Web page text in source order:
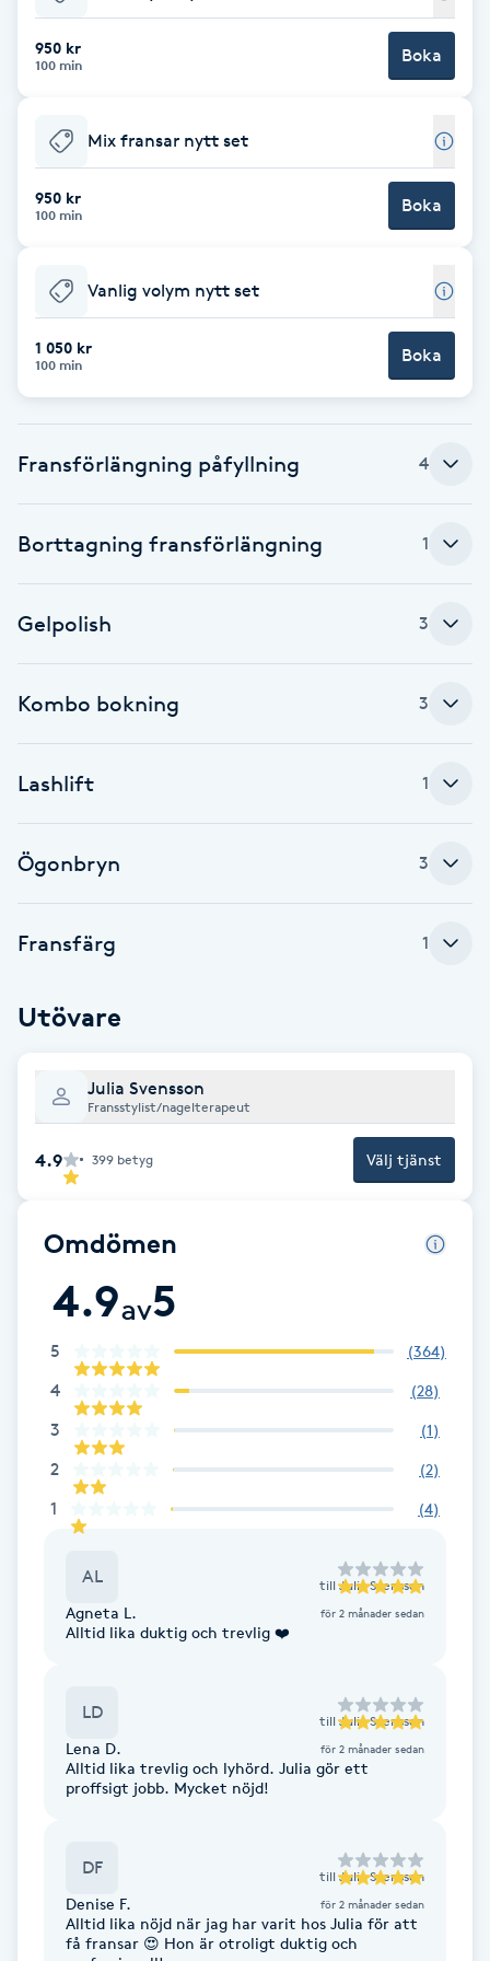
Babylights
Balayage
Barber
Barnklippning
BIAB
Bottenfärg
Brynfärgning
Bröllopsuppsättning
C
Coachning
D
Diamantslipning
Enzympeeling
Extensions
Extensions borttagning
Eyeliner-tatuering
Faceliftmassage
Fibromassage
Fotmassage
950 kr
100 min Boka
Mix fransar nytt set
950 kr
100 min Boka
Vanlig volym nytt set
1 050 kr
100 min Boka
Fransförlängning påfyllning 4
Borttagning fransförlängning 1
Gelpolish 3
Kombo bokning 3
Lashlift 1
Ögonbryn 3
Fransfärg 1
Utövare
Julia Svensson
Fransstylist/nagelterapeut
4.9 399 betyg Välj tjänst
Omdömen
4.9av5
5 (364)
4 (28)
3 (1)
2 (2)
1 (4)
AL till Julia Svensson
Agneta L. för 2 månader sedan
Alltid lika duktig och trevlig ❤️
LD till Julia Svensson
Lena D. för 2 månader sedan
Alltid lika trevlig och lyhörd. Julia gör ett
proffsigt jobb. Mycket nöjd!
DF till Julia Svensson
Denise F. för 2 månader sedan
Alltid lika nöjd när jag har varit hos Julia för att
få fransar 😍 Hon är otroligt duktig och